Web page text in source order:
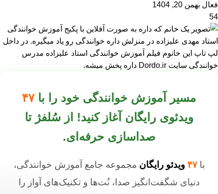
فعال بهمن 20, 1404
54
مسیر آموزش خوانندگی خود را با۴۷
ویدئوی رایگان آغاز کنید! از سُلفژ تا
صداسازی حرفه‌ای.
با۴۷ ویدئو رایگان مجموعه جامع آموزش خوانندگی،
دنیای شگفت‌انگیز صدا، نُت‌ها و تکنیک‌های آواز را